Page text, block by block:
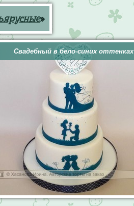
»
Свадебный в бело-синих оттенках